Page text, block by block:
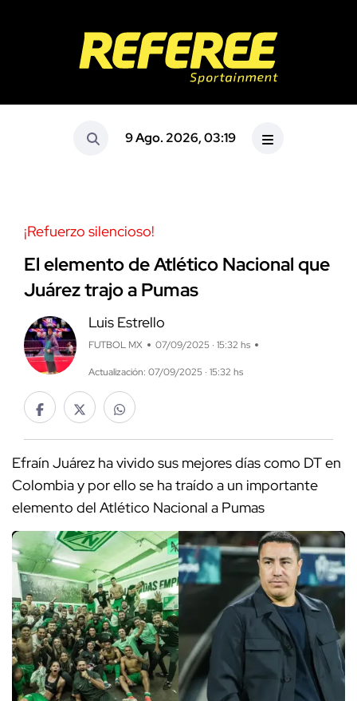
9 Ago. 2026, 03:19
¡Refuerzo silencioso!
El elemento de Atlético Nacional que
Juárez trajo a Pumas
Luis Estrello
FUTBOL MX 07/09/2025 · 15:32 hs
Actualización: 07/09/2025 · 15:32 hs
Efraín Juárez ha vivido sus mejores días como DT en
Colombia y por ello se ha traído a un importante
elemento del Atlético Nacional a Pumas